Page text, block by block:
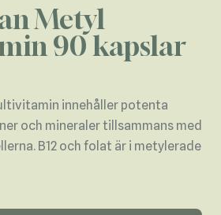
Metyl
90 kapslar
innehåller potenta
och mineraler tillsammans med
B12 och folat är i metylerade